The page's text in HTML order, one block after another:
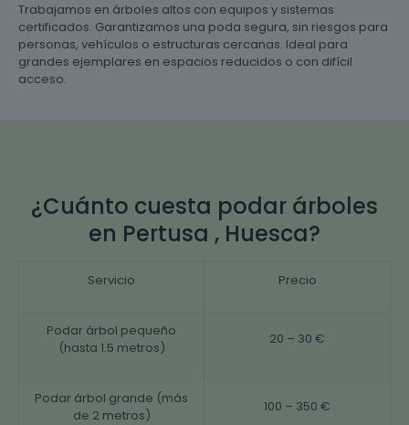
Trabajamos en árboles altos con equipos y sistemas
certificados. Garantizamos una poda segura, sin riesgos para
personas, vehículos o estructuras cercanas. Ideal para
grandes ejemplares en espacios reducidos o con difícil
acceso.
¿Cuánto cuesta podar árboles
en Pertusa , Huesca?
Servicio Precio
Podar árbol pequeño
(hasta 1.5 metros)
20 – 30 €
Podar árbol grande (más
de 2 metros)
100 – 350 €